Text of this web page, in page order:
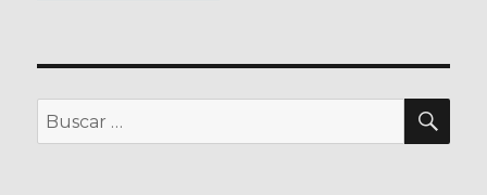
Buscar
por: